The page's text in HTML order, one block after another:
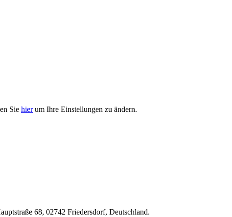
Sie hierum Ihre Einstellungen zu ändern.
68, 02742 Friedersdorf, Deutschland.